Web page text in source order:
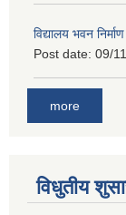
विद्यालय भवन
Post date: 09/
more
विधुतीय